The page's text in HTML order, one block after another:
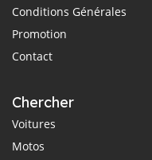
Conditions Générales
Promotion
Contact
Chercher
Voitures
Motos